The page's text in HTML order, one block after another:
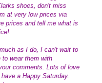
shoes , don't miss
at very low prices via
prices and tell me what is
as I do, I can't wait to
wear them with
comments. Lots of love
a Happy Saturday.